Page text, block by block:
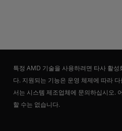
특정 AMD 기술을 사용하려면 타사 활
다. 지원되는 기능은 운영 체제에 따라
서는 시스템 제조업체에 문의하십시오.
할 수는 없습니다.